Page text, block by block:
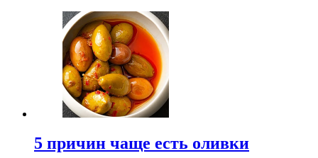
5 причин чаще есть оливки